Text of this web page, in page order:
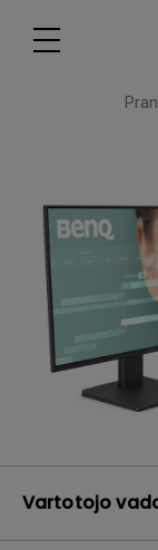
Vartotojo